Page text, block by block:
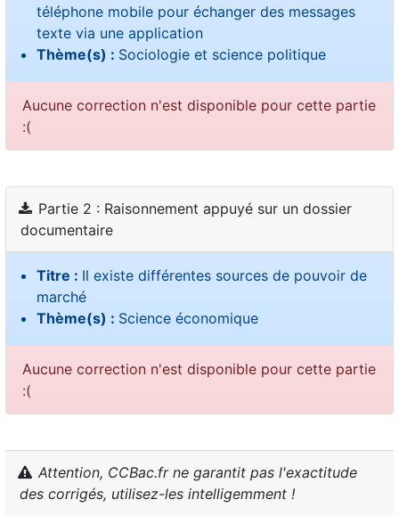
téléphone mobile pour échanger des messages
texte via une application
Thème(s) : Sociologie et science politique
Aucune correction n'est disponible pour cette partie
:(
Partie 2 : Raisonnement appuyé sur un dossier
documentaire
Titre : Il existe différentes sources de pouvoir de
marché
Thème(s) : Science économique
Aucune correction n'est disponible pour cette partie
:(
Attention, CCBac.fr ne garantit pas l'exactitude
des corrigés, utilisez-les intelligemment !